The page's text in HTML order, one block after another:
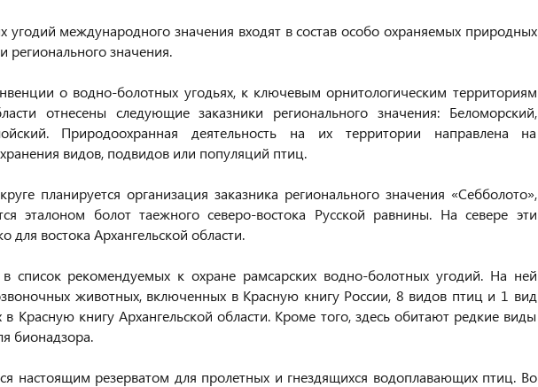
угодий международного значения входят в состав особо охраняемых природных
регионального значения.
о водно-болотных угодьях, к ключевым орнитологическим территориям
отнесены следующие заказники регионального значения: Беломорский,
Природоохранная деятельность на их территории направлена на
видов, подвидов или популяций птиц.
планируется организация заказника регионального значения «Себболото»,
эталоном болот таежного северо-востока Русской равнины. На севере эти
для востока Архангельской области.
список рекомендуемых к охране рамсарских водно-болотных угодий. На ней
животных, включенных в Красную книгу России, 8 видов птиц и 1 вид
Красную книгу Архангельской области. Кроме того, здесь обитают редкие виды
бионадзора.
настоящим резерватом для пролетных и гнездящихся водоплавающих птиц. Во